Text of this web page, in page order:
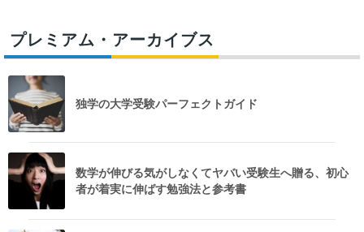
プレミアム・アーカイブス
独学の大学受験パーフェクトガイド
数学が伸びる気がしなくてヤバい受験生へ贈る、初心
者が着実に伸ばす勉強法と参考書